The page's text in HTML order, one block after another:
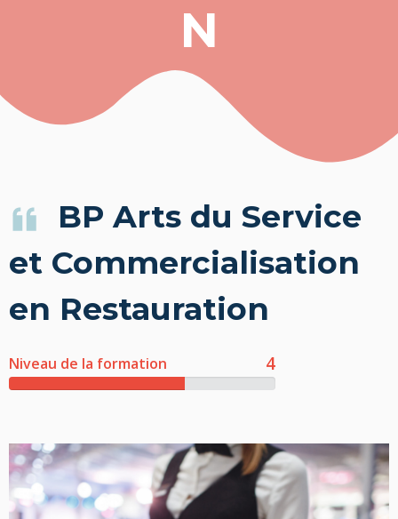
N
BP Arts du Service
et Commercialisation
en Restauration
Niveau de la formation 4